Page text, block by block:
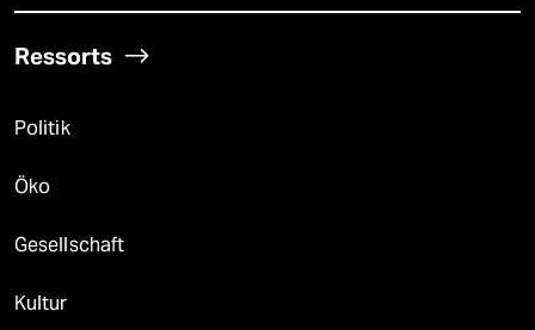
Ressorts
Politik
Öko
Gesellschaft
Kultur